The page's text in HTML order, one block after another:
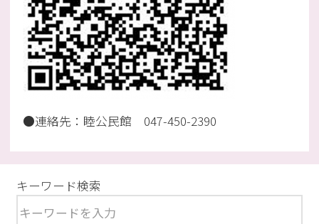
●連絡先：睦公民館 047-450-2390
キーワード検索